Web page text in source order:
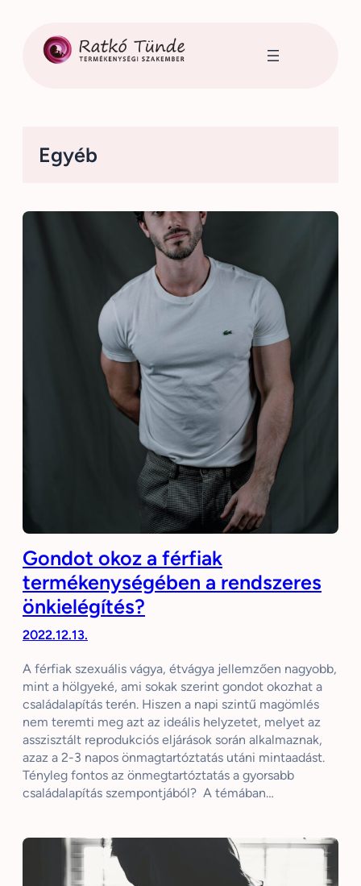
tartalomhoz
Egyéb
Gondot okoz a férfiak
termékenységében a rendszeres
önkielégítés?
2022.12.13.
A férfiak szexuális vágya, étvágya jellemzően nagyobb,
mint a hölgyeké, ami sokak szerint gondot okozhat a
családalapítás terén. Hiszen a napi szintű magömlés
nem teremti meg azt az ideális helyzetet, melyet az
asszisztált reprodukciós eljárások során alkalmaznak,
azaz a 2-3 napos önmagtartóztatás utáni mintaadást.
Tényleg fontos az önmegtartóztatás a gyorsabb
családalapítás szempontjából? A témában…